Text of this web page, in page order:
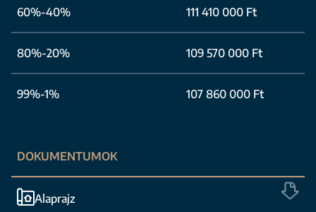
60%-40% 111 410 000 Ft
80%-20% 109 570 000 Ft
99%-1% 107 860 000 Ft
DOKUMENTUMOK
Alaprajz